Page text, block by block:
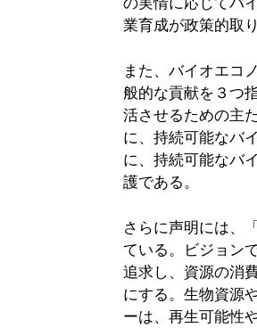
業育成が政策的取
また、バイオエコ
般的な貢献を３つ
活させるための主
に、持続可能なバ
に、持続可能なバ
護である。
さらに声明には、
ている。ビジョン
追求し、資源の消
にする。生物資源
ーは、再生可能性